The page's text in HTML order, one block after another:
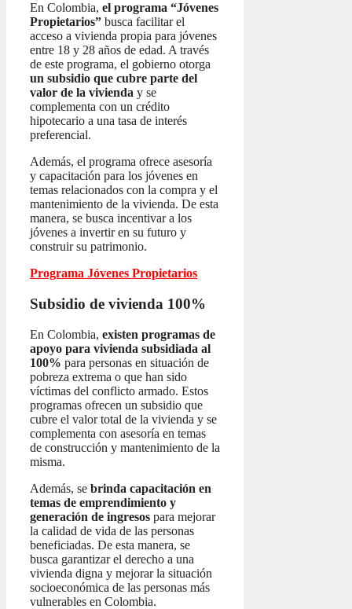
En Colombia, el programa “Jóvenes
Propietarios” busca facilitar el
acceso a vivienda propia para jóvenes
entre 18 y 28 años de edad. A través
de este programa, el gobierno otorga
un subsidio que cubre parte del
valor de la vivienda y se
complementa con un crédito
hipotecario a una tasa de interés
preferencial.
Además, el programa ofrece asesoría
y capacitación para los jóvenes en
temas relacionados con la compra y el
mantenimiento de la vivienda. De esta
manera, se busca incentivar a los
jóvenes a invertir en su futuro y
construir su patrimonio.
Programa Jóvenes Propietarios
Subsidio de vivienda 100%
En Colombia, existen programas de
apoyo para vivienda subsidiada al
100% para personas en situación de
pobreza extrema o que han sido
víctimas del conflicto armado. Estos
programas ofrecen un subsidio que
cubre el valor total de la vivienda y se
complementa con asesoría en temas
de construcción y mantenimiento de la
misma.
Además, se brinda capacitación en
temas de emprendimiento y
generación de ingresos para mejorar
la calidad de vida de las personas
beneficiadas. De esta manera, se
busca garantizar el derecho a una
vivienda digna y mejorar la situación
socioeconómica de las personas más
vulnerables en Colombia.